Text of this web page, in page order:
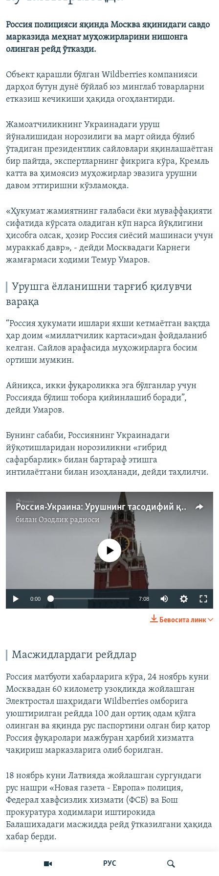
РУС
Россия полицияси яқинда Москва яқинидаги савдо
марказида меҳнат муҳожирларини нишонга
олинган рейд ўтказди.
Объект қарашли бўлган Wildberries компанияси
дарҳол бутун дунё бўйлаб юз минглаб товарларни
етказиш кечикиши ҳақида огоҳлантирди.
Жамоатчиликнинг Украинадаги уруш
йўналишидан норозилиги ва март ойида бўлиб
ўтадиган президентлик сайловлари яқинлашаётган
бир пайтда, экспертларнинг фикрига кўра, Кремль
катта ва ҳимоясиз муҳожирлар эвазига урушни
давом эттиришни кўзламоқда.
«Ҳукумат жамиятнинг ғалабаси ёки муваффақияти
сифатида кўрсата оладиган кўп нарса йўқлигини
ҳисобга олсак, ҳозир Россия сиёсий машинаси учун
мураккаб давр», - дейди Москвадаги Карнеги
жамғармаси ходими Темур Умаров.
Урушга ёлланишни тарғиб қилувчи
варақa
“Россия ҳукумати ишлари яхши кетмаётган вақтда
ҳар доим «миллатчилик картаси»дан фойдаланиб
келган. Сайлов арафасида муҳожирларга босим
ортиши мумкин.
Айниқса, икки фуқароликка эга бўлганлар учун
Россияда бўлиш тобора қийинлашиб боради”,
дейди Умаров.
Бунинг сабаби, Россиянинг Украинадаги
йўқотишларидан норозиликни «гибрид
сафарбарлик» билан бартараф этишга
интилаётгани билан изоҳланади, дейди таҳлилчи.
Россия-Украина: Урушнинг тасодифий қурбонлари - мигрантлар
билан Озодлик радиоси
Айни дамда медиа-манба мавжуд эмас
0:00 7:08
1080p
Бевосита линк
Масжидлардаги рейдлар
Россия матбуоти хабарларига кўра, 24 ноябрь куни
Москвадан 60 километр узоқликда жойлашган
Электростал шаҳридаги Wildberries омборига
уюштирилган рейдда 100 дан ортиқ одам қўлга
олинган ва яқинда рус паспортини олган бир қатор
Россия фуқаролари мажбуран ҳарбий хизматга
чақириш марказларига олиб борилган.
18 ноябрь куни Латвияда жойлашган сургундаги
рус нашри «Новая газета - Европа» полиция,
Федерал хавфсизлик хизмати (ФСБ) ва Бош
прокуратура ходимлари иштирокида
Балашихадаги масжидда рейд ўтказилгани ҳақида
хабар берди.
Икки кун аввал полиция миллатчи кўнгиллилар